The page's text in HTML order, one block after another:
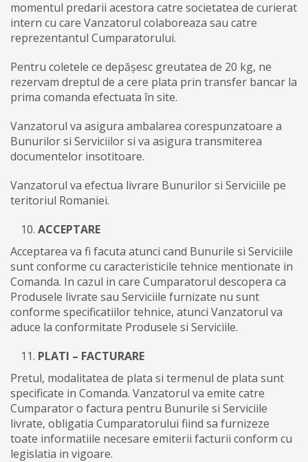
momentul predarii acestora catre societatea de curierat
intern cu care Vanzatorul colaboreaza sau catre
reprezentantul Cumparatorului.
Pentru coletele ce depășesc greutatea de 20 kg, ne
rezervam dreptul de a cere plata prin transfer bancar la
prima comanda efectuata în site.
Vanzatorul va asigura ambalarea corespunzatoare a
Bunurilor si Serviciilor si va asigura transmiterea
documentelor insotitoare.
Vanzatorul va efectua livrare Bunurilor si Serviciile pe
teritoriul Romaniei.
ACCEPTARE
Acceptarea va fi facuta atunci cand Bunurile si Serviciile
sunt conforme cu caracteristicile tehnice mentionate in
Comanda. In cazul in care Cumparatorul descopera ca
Produsele livrate sau Serviciile furnizate nu sunt
conforme specificatiilor tehnice, atunci Vanzatorul va
aduce la conformitate Produsele si Serviciile.
PLATI – FACTURARE
Pretul, modalitatea de plata si termenul de plata sunt
specificate in Comanda. Vanzatorul va emite catre
Cumparator o factura pentru Bunurile si Serviciile
livrate, obligatia Cumparatorului fiind sa furnizeze
toate informatiile necesare emiterii facturii conform cu
legislatia in vigoare.